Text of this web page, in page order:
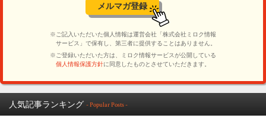
人気記事ランキング - Popular Posts -